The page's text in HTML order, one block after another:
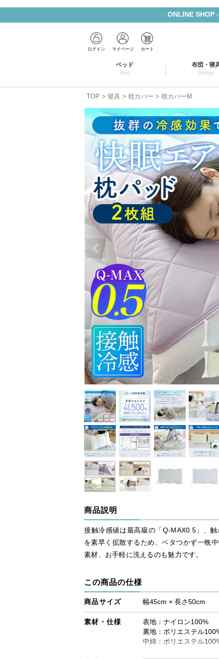
ONLINE SHOP
ログイン マイページ カート
ベッド
Bed
布団・寝
Shingu
TOP 寝具 枕カバー 枕カバーM
商品説明
接触冷感値は最高級の「Q-MAX0.5」、
を素早く拡散するため、ベタつかず一晩
素材、お手軽に洗えるのも魅力です。
この商品の仕様
商品サイズ 幅45cm × 長さ50cm
素材・仕様
表地：ナイロン100%
裏地：ポリエステル
中綿：ポリエステル